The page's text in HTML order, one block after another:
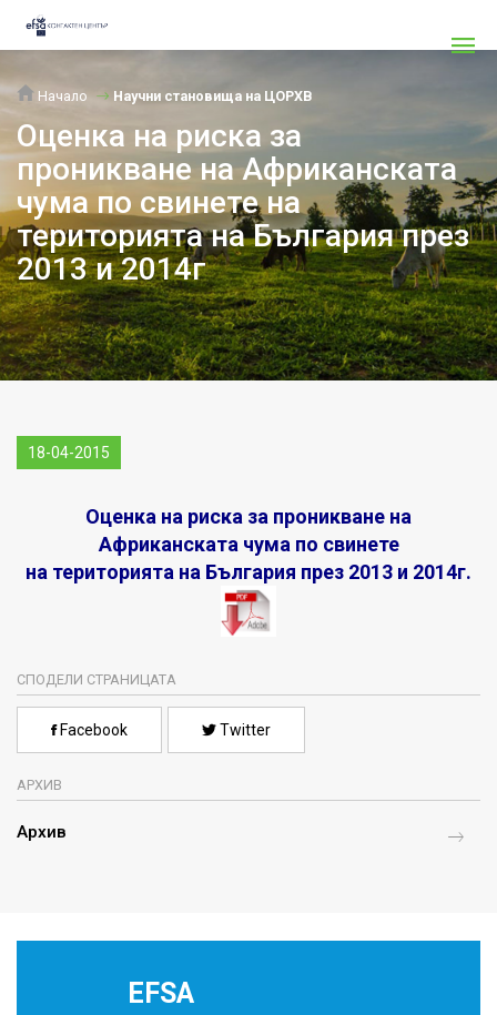
Начало Научни становища на ЦОРХВ
Оценка на риска за
проникване на Африканската
чума по свинете на
територията на България през
2013 и 2014г
18-04-2015
Оценка на риска за проникване на
Африканската чума по свинете
на територията на България през 2013 и 2014г.
СПОДЕЛИ СТРАНИЦАТА
Facebook Twitter
АРХИВ
Архив
EFSA